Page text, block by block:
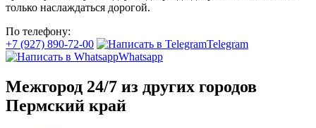
только наслаждаться дорогой.
По телефону:
+7 (927) 890-72-00
Telegram
Whatsapp
Межгород 24/7 из других городов
Пермский край